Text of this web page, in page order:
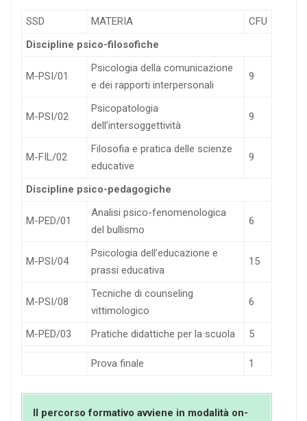
SSD MATERIA
CFU
Discipline psico-filosofiche
M-PSI/01
Psicologia della comunicazione
e dei rapporti interpersonali
9
M-PSI/02
Psicopatologia
dell’intersoggettività
9
M-FIL/02
Filosofia e pratica delle scienze
educative
9
Discipline psico-pedagogiche
M-PED/01
Analisi psico-fenomenologica
del bullismo
6
M-PSI/04
Psicologia dell’educazione e
prassi educativa
15
M-PSI/08
Tecniche di counseling
vittimologico
6
M-PED/03 Pratiche didattiche per la scuola 5
Prova finale 1
Il percorso formativo avviene in modalità on-